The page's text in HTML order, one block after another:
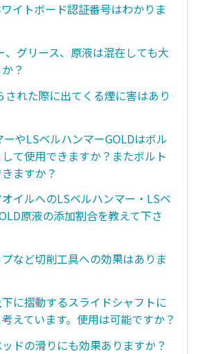
イトボード認証番号はわかりま
、グリース、原液は混在しても大
？
された際に出てくる煙に害はあり
やLSベルハンマーGOLDはボル
て使用できますか？またボルト
ますか？
イルへのLSベルハンマー・LSベ
原液の添加割合を教えて下さ
など切削工具への効果はありま
に摺動するスライドシャフトに
えています。使用は可能ですか？
ドの滑りにも効果ありますか？